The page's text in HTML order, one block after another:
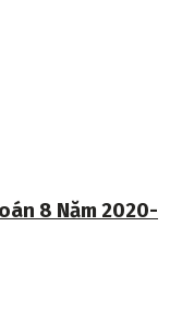
8 Năm 2020-